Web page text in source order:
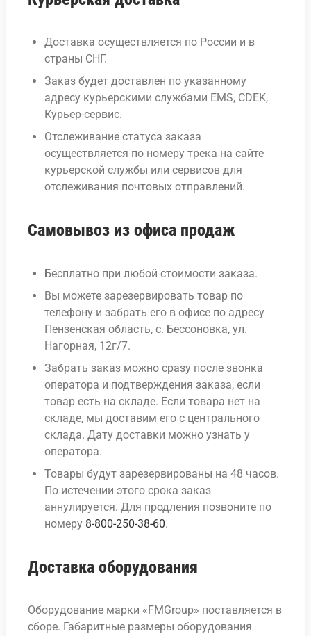
Доставка осуществляется по России и в
страны СНГ.
Заказ будет доставлен по указанному
адресу курьерскими службами EMS, CDEK,
Курьер-сервис.
Отслеживание статуса заказа
осуществляется по номеру трека на сайте
курьерской службы или сервисов для
отслеживания почтовых отправлений.
Самовывоз из офиса продаж
Бесплатно при любой стоимости заказа.
Вы можете зарезервировать товар по
телефону и забрать его в офисе по адресу
Пензенская область, с. Бессоновка, ул.
Нагорная, 12г/7.
Забрать заказ можно сразу после звонка
оператора и подтверждения заказа, если
товар есть на складе. Если товара нет на
складе, мы доставим его с центрального
склада. Дату доставки можно узнать у
оператора.
Товары будут зарезервированы на 48 часов.
По истечении этого срока заказ
аннулируется. Для продления позвоните по
номеру 8-800-250-38-60.
Доставка оборудования
Оборудование марки «FMGroup» поставляется в
сборе. Габаритные размеры оборудования